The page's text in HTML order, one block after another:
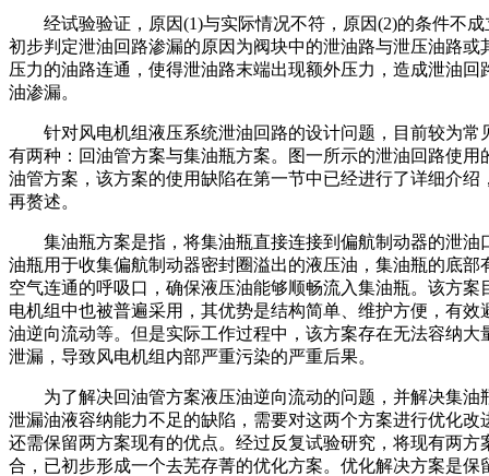
经试验验证，原因(1)与实际情况不符，原因(2)的条件不成
初步判定泄油回路渗漏的原因为阀块中的泄油路与泄压油路或
压力的油路连通，使得泄油路末端出现额外压力，造成泄油回
油渗漏。
针对风电机组液压系统泄油回路的设计问题，目前较为常
有两种：回油管方案与集油瓶方案。图一所示的泄油回路使用
油管方案，该方案的使用缺陷在第一节中已经进行了详细介绍
再赘述。
集油瓶方案是指，将集油瓶直接连接到偏航制动器的泄油
油瓶用于收集偏航制动器密封圈溢出的液压油，集油瓶的底部
空气连通的呼吸口，确保液压油能够顺畅流入集油瓶。该方案
电机组中也被普遍采用，其优势是结构简单、维护方便，有效
油逆向流动等。但是实际工作过程中，该方案存在无法容纳大
泄漏，导致风电机组内部严重污染的严重后果。
为了解决回油管方案液压油逆向流动的问题，并解决集油
泄漏油液容纳能力不足的缺陷，需要对这两个方案进行优化改
还需保留两方案现有的优点。经过反复试验研究，将现有两方
合，已初步形成一个去芜存菁的优化方案。优化解决方案是保